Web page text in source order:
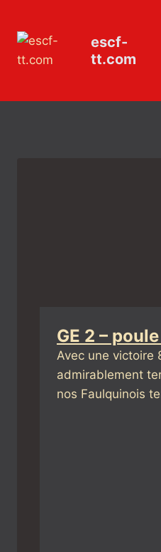
contenu
escf-
tt.com
GE 2 – poule
Avec une victoire
admirablement
nos Faulquinois